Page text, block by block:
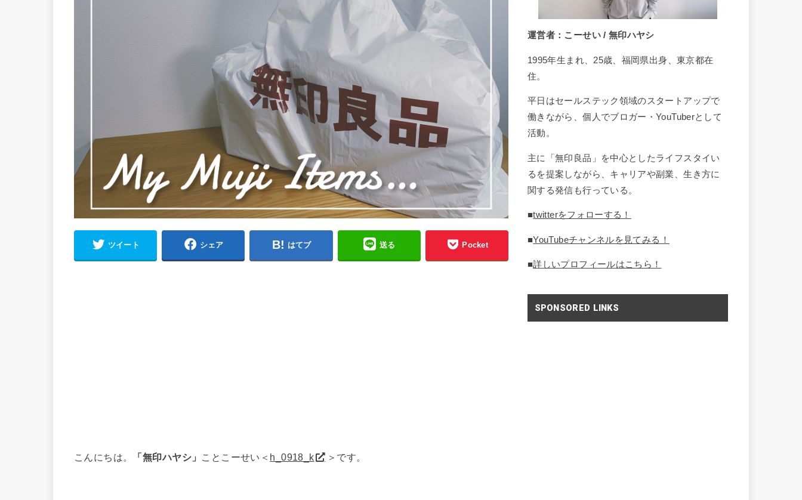
ツイート シェア はてブ 送る Pocket
こんにちは。 「無印ハヤシ」 ことこーせい＜ h_0918_k ＞です。
運営者：こーせい / 無印ハヤシ
1995年生まれ、25歳、福岡県出身、東京都在
住。
平日はセールステック領域のスタートアップで
働きながら、個人でブロガー・YouTuberとして
活動。
主に「無印良品」を中心としたライフスタイい
るを提案しながら、キャリアや副業、生き方に
関する発信も行っている。
■twitterをフォローする！
■YouTubeチャンネルを見てみる！
■詳しいプロフィールはこちら！
SPONSORED LINKS